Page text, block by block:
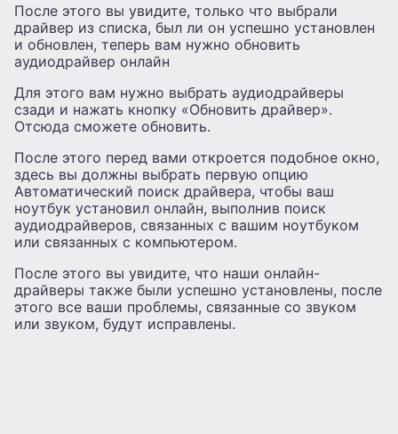
После этого вы увидите, только что выбрали
драйвер из списка, был ли он успешно установлен
и обновлен, теперь вам нужно обновить
аудиодрайвер онлайн
Для этого вам нужно выбрать аудиодрайверы
сзади и нажать кнопку «Обновить драйвер».
Отсюда сможете обновить.
После этого перед вами откроется подобное окно,
здесь вы должны выбрать первую опцию
Автоматический поиск драйвера, чтобы ваш
ноутбук установил онлайн, выполнив поиск
аудиодрайверов, связанных с вашим ноутбуком
или связанных с компьютером.
После этого вы увидите, что наши онлайн-
драйверы также были успешно установлены, после
этого все ваши проблемы, связанные со звуком
или звуком, будут исправлены.